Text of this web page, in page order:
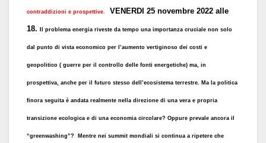
contraddizioni e prospettive.
VENERDI 25 novembre 2022 alle
18.
Il problema energia riveste da tempo una importanza cruciale non solo
dal punto di vista economico per l’aumento vertiginoso dei costi e
geopolitico ( guerre per il controllo delle fonti energetiche) ma, in
prospettiva, anche per il futuro stesso dell’ecosistema terrestre. Ma la politica
finora seguita è andata realmente nella direzione di una vera e propria
transizione ecologica e di una economia circolare? Oppure prevale ancora il
“greenwashing”? Mentre nei summit mondiali si continua a ripetere che